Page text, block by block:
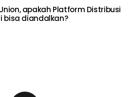
apakah Platform Distribusi
bisa diandalkan?